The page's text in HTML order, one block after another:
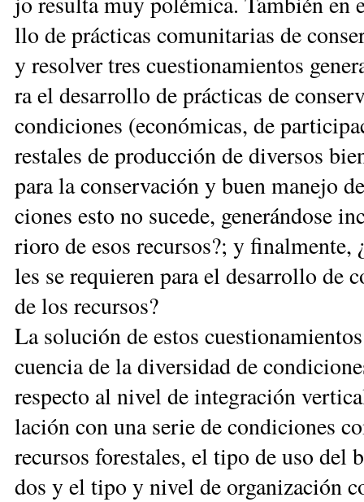
llo de prác­ti­cas co­mu­ni­ta­rias de
y re­sol­ver tres cues­tio­na­mien­tos
ra el de­sa­rro­llo de prác­ti­cas de
con­di­cio­nes (eco­nó­mi­cas, de
res­ta­les de pro­duc­ción de di­ver­sos
pa­ra la con­ser­va­ción y buen ma­ne­jo
cio­nes es­to no su­ce­de, ge­ne­rán­do­se
rio­ro de esos re­cur­sos?; y
les se re­quie­ren pa­ra el de­sa­rro­llo de
de los re­cur­sos?
La so­lu­ción de es­tos
cuen­cia de la di­ver­si­dad de
res­pec­to al ni­vel de in­te­gra­ción
la­ción con una se­rie de con­di­cio­nes
re­cur­sos fo­res­ta­les, el ti­po de uso
dos y el ti­po y ni­vel de or­ga­ni­za­ción